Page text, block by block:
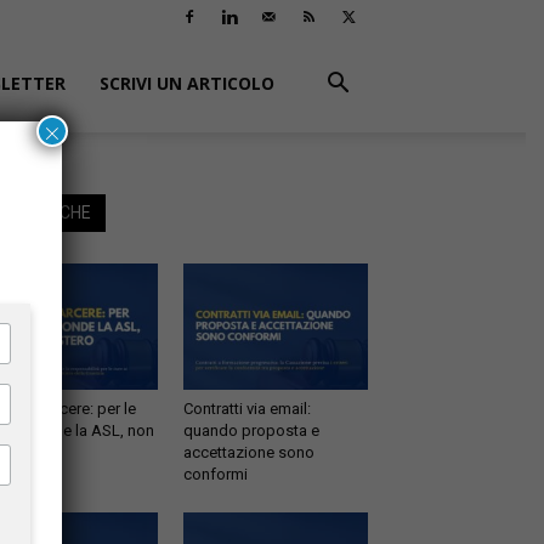
SCRIVI UN ARTICOLO
ANCHE
in carcere: per le
risponde la ASL, non
Contratti via email:
quando proposta e
accettazione sono
conformi
×